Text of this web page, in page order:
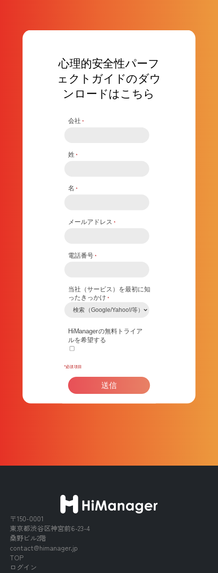
〒150-0001
東京都渋谷区神宮前6-23-4
桑野ビル2階
contact@himanager.jp
TOP
ログイン